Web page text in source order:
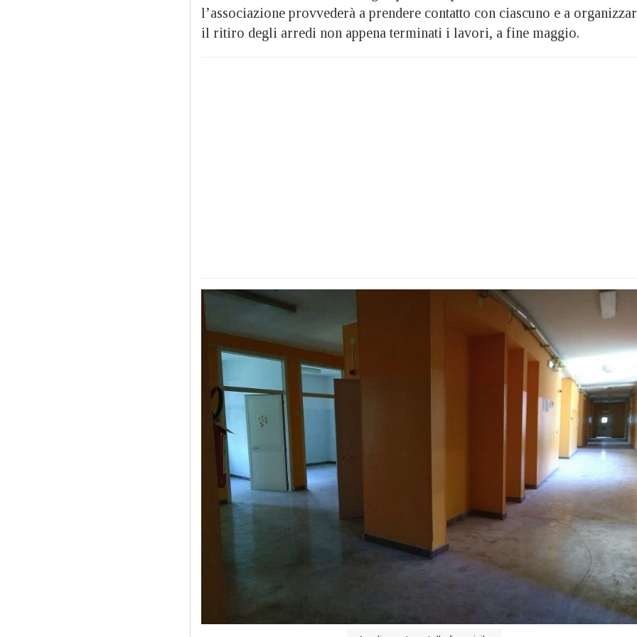
l’associazione provvederà a prendere contatto con ciascuno e a
il ritiro degli arredi non appena terminati i lavori, a fine maggio.